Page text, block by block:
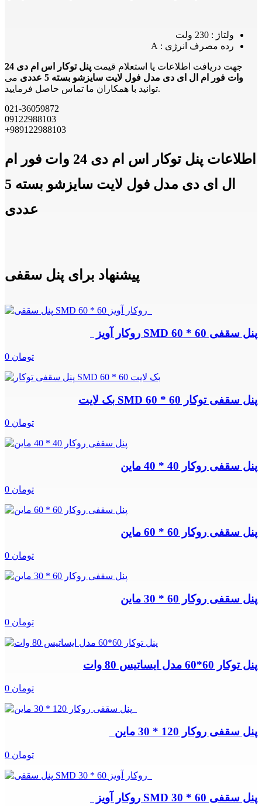
ولتاژ : 230 ولت
رده مصرف انرژی : A
جهت دریافت اطلاعات یا استعلام قیمت
پنل توکار اس ام دی 24
وات فور ام ال ای دی مدل فول لایت سایزشو بسته 5 عددی
می
توانید با همکاران ما تماس حاصل فرمایید.
021-36059872
09122988103
+989122988103
اطلاعات پنل توکار اس ام دی 24 وات فور ام
ال ای دی مدل فول لایت سایزشو بسته 5
عددی
پیشنهاد برای پنل سقفی
پنل سقفی SMD 60 * 60 روکار آویز
0 تومان
پنل سقفی توکار SMD 60 * 60 بک لایت
0 تومان
پنل سقفی روکار 40 * 40 ماین
0 تومان
پنل سقفی روکار 60 * 60 ماین
0 تومان
پنل سقفی روکار 60 * 30 ماین
0 تومان
پنل توکار 60*60 مدل ایساتیس 80 وات
0 تومان
پنل سقفی روکار 120 * 30 ماین
0 تومان
پنل سقفی SMD 30 * 60 روکار آویز